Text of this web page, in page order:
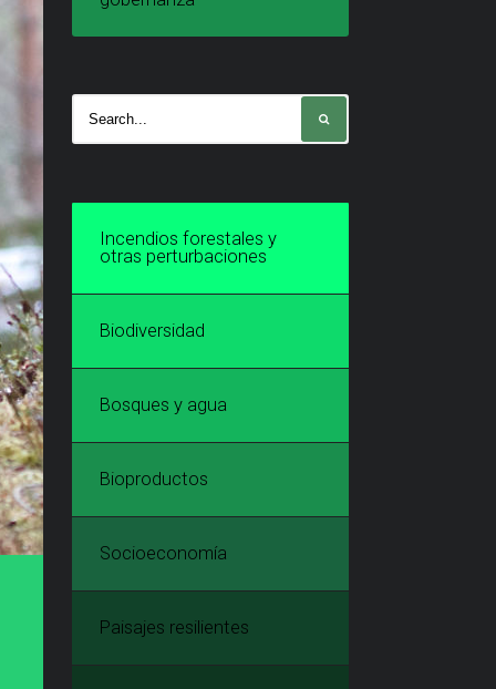
Incendios forestales y
otras perturbaciones
Biodiversidad
Bosques y agua
Bioproductos
Socioeconomía
Paisajes resilientes